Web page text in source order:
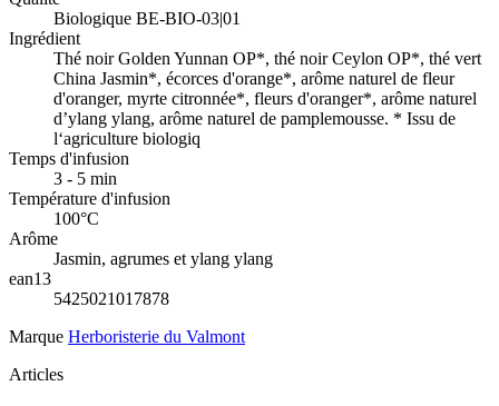
Biologique BE-BIO-03|01
Ingrédient
Thé noir Golden Yunnan OP*, thé noir Ceylon OP*, thé vert
China Jasmin*, écorces d'orange*, arôme naturel de fleur
d'oranger, myrte citronnée*, fleurs d'oranger*, arôme naturel
d’ylang ylang, arôme naturel de pamplemousse. * Issu de
l‘agriculture biologiq
Temps d'infusion
3 - 5 min
Température d'infusion
100°C
Arôme
Jasmin, agrumes et ylang ylang
ean13
5425021017878
Marque Herboristerie du Valmont
Articles